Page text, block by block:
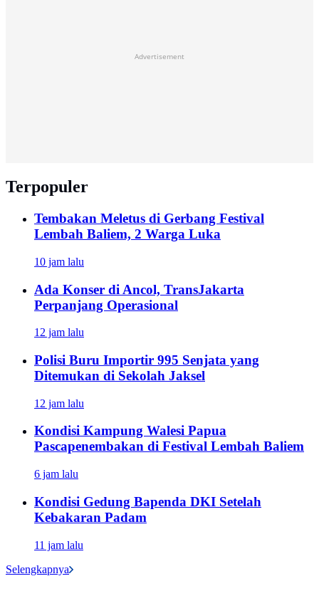
Advertisement
Terpopuler
Tembakan Meletus di Gerbang Festival
Lembah Baliem, 2 Warga Luka
10 jam lalu
Ada Konser di Ancol, TransJakarta
Perpanjang Operasional
12 jam lalu
Polisi Buru Importir 995 Senjata yang
Ditemukan di Sekolah Jaksel
12 jam lalu
Kondisi Kampung Walesi Papua
Pascapenembakan di Festival Lembah Baliem
6 jam lalu
Kondisi Gedung Bapenda DKI Setelah
Kebakaran Padam
11 jam lalu
Selengkapnya